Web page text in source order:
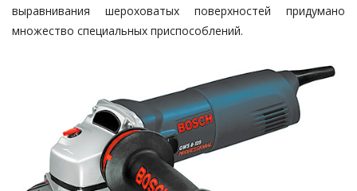
Город: Колумбус
выравнивания шероховатых поверхностей придумано
множество специальных приспособлений.